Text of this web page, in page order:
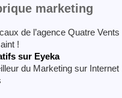
marketing
de l’agence Quatre Vents
!
sur Eyeka
du Marketing sur Internet